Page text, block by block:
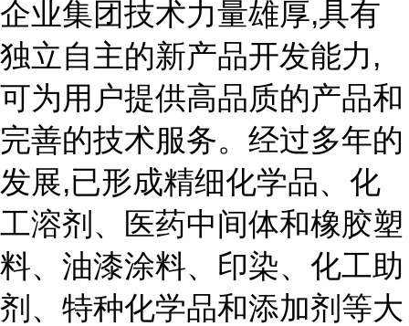
企业集团技术力量雄厚,具有
独立自主的新产品开发能力,
可为用户提供高品质的产品和
完善的技术服务。经过多年的
发展,已形成精细化学品、化
工溶剂、医药中间体和橡胶塑
料、油漆涂料、印染、化工助
剂、特种化学品和添加剂等大